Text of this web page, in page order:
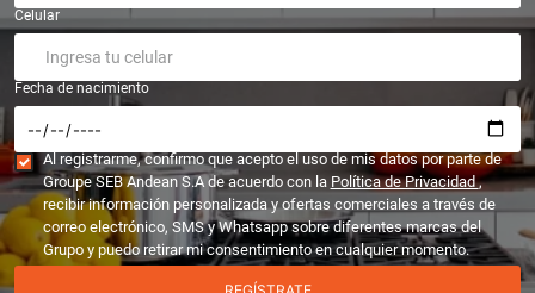
Celular
Fecha de nacimiento
Al registrarme, confirmo que acepto el uso de mis datos por parte de
Groupe SEB Andean S.A de acuerdo con la Política de Privacidad,
recibir información personalizada y ofertas comerciales a través de
correo electrónico, SMS y Whatsapp sobre diferentes marcas del
Grupo y puedo retirar mi consentimiento en cualquier momento.